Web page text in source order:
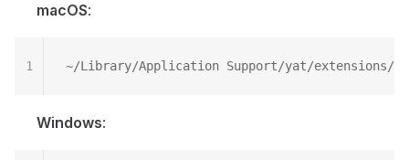
macOS:
~/Library/Application Support/yat/extensions/
1
Windows: